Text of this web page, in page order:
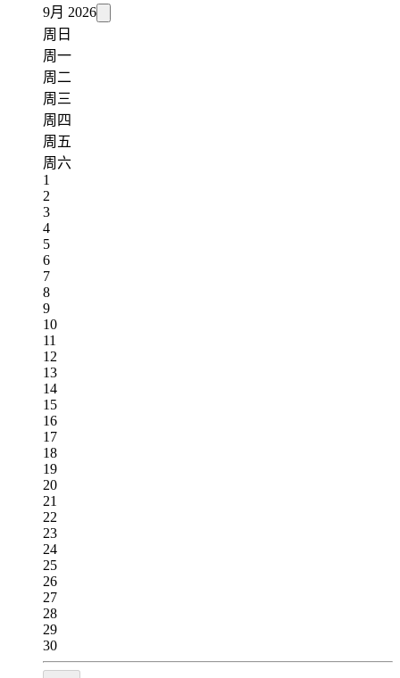
9月 2026
周日
周一
周二
周三
周四
周五
周六
1
2
3
4
5
6
7
8
9
10
11
12
13
14
15
16
17
18
19
20
21
22
23
24
25
26
27
28
29
30